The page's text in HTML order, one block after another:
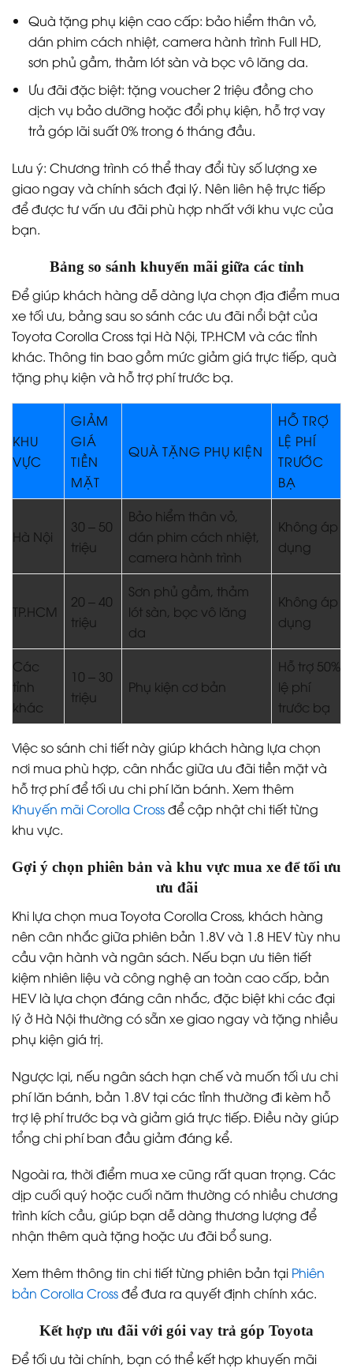
Quà tặng phụ kiện cao cấp: bảo hiểm thân vỏ,
dán phim cách nhiệt, camera hành trình Full HD,
sơn phủ gầm, thảm lót sàn và bọc vô lăng da.
Ưu đãi đặc biệt: tặng voucher 2 triệu đồng cho
dịch vụ bảo dưỡng hoặc đổi phụ kiện, hỗ trợ vay
trả góp lãi suất 0% trong 6 tháng đầu.
Lưu ý: Chương trình có thể thay đổi tùy số lượng xe
giao ngay và chính sách đại lý. Nên liên hệ trực tiếp
để được tư vấn ưu đãi phù hợp nhất với khu vực của
bạn.
Bảng so sánh khuyến mãi giữa các tỉnh
Để giúp khách hàng dễ dàng lựa chọn địa điểm mua
xe tối ưu, bảng sau so sánh các ưu đãi nổi bật của
Toyota Corolla Cross tại Hà Nội, TP.HCM và các tỉnh
khác. Thông tin bao gồm mức giảm giá trực tiếp, quà
tặng phụ kiện và hỗ trợ phí trước bạ.
KHU
VỰC
GIẢM
GIÁ
TIỀN
MẶT
QUÀ TẶNG PHỤ KIỆN
HỖ TRỢ
LỆ PHÍ
TRƯỚC
BẠ
Hà Nội
30 – 50
triệu
Bảo hiểm thân vỏ,
dán phim cách nhiệt,
camera hành trình
Không áp
dụng
TP.HCM
20 – 40
triệu
Sơn phủ gầm, thảm
lót sàn, bọc vô lăng
da
Không áp
dụng
Các
tỉnh
khác
10 – 30
triệu
Phụ kiện cơ bản
Hỗ trợ 50%
lệ phí
trước bạ
Việc so sánh chi tiết này giúp khách hàng lựa chọn
nơi mua phù hợp, cân nhắc giữa ưu đãi tiền mặt và
hỗ trợ phí để tối ưu chi phí lăn bánh. Xem thêm
Khuyến mãi Corolla Crossđể cập nhật chi tiết từng
khu vực.
Gợi ý chọn phiên bản và khu vực mua xe để tối ưu
ưu đãi
Khi lựa chọn mua Toyota Corolla Cross, khách hàng
nên cân nhắc giữa phiên bản 1.8V và 1.8 HEV tùy nhu
cầu vận hành và ngân sách. Nếu bạn ưu tiên tiết
kiệm nhiên liệu và công nghệ an toàn cao cấp, bản
HEV là lựa chọn đáng cân nhắc, đặc biệt khi các đại
lý ở Hà Nội thường có sẵn xe giao ngay và tặng nhiều
phụ kiện giá trị.
Ngược lại, nếu ngân sách hạn chế và muốn tối ưu chi
phí lăn bánh, bản 1.8V tại các tỉnh thường đi kèm hỗ
trợ lệ phí trước bạ và giảm giá trực tiếp. Điều này giúp
tổng chi phí ban đầu giảm đáng kể.
Ngoài ra, thời điểm mua xe cũng rất quan trọng. Các
dịp cuối quý hoặc cuối năm thường có nhiều chương
trình kích cầu, giúp bạn dễ dàng thương lượng để
nhận thêm quà tặng hoặc ưu đãi bổ sung.
Xem thêm thông tin chi tiết từng phiên bản tại Phiên
bản Corolla Crossđể đưa ra quyết định chính xác.
Kết hợp ưu đãi với gói vay trả góp Toyota
Để tối ưu tài chính, bạn có thể kết hợp khuyến mãi